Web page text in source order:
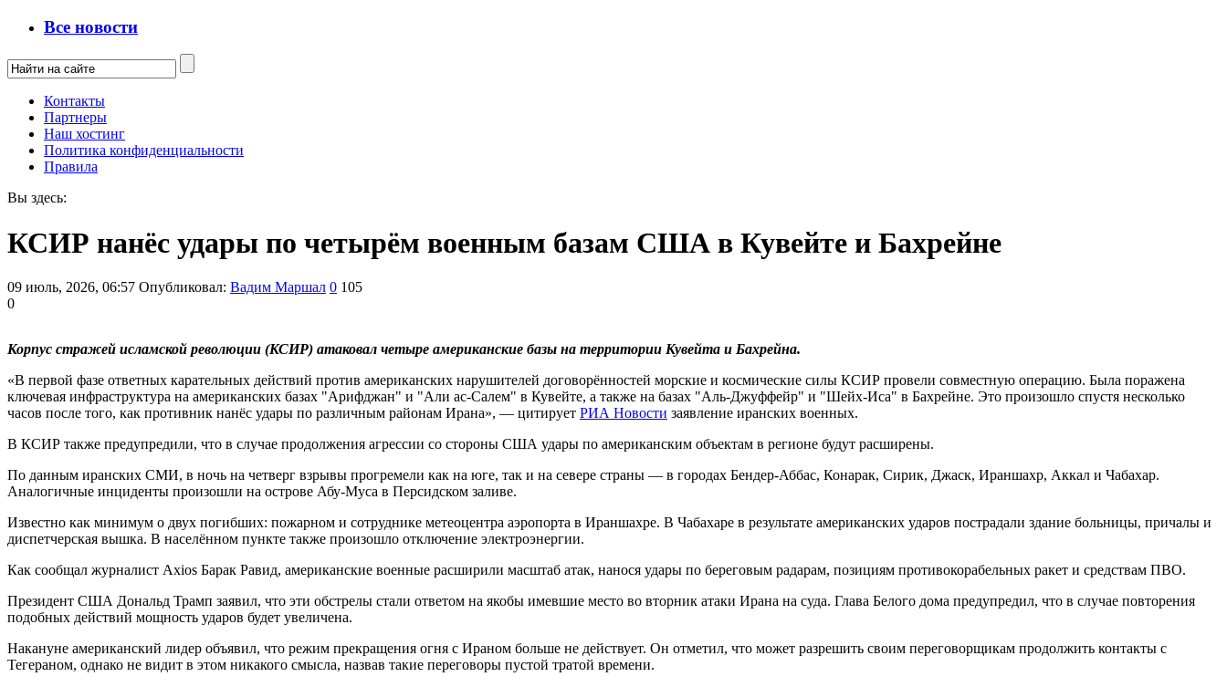
Все новости
Контакты
Партнеры
Наш хостинг
Политика конфиденциальности
Правила
Вы здесь:
КСИР нанёс удары по четырём военным базам США в Кувейте и Бахрейне
09 июль, 2026, 06:57 Опубликовал: Вадим Маршал 0 105
0
Корпус стражей исламской революции (КСИР) атаковал четыре американские базы на территории Кувейта и Бахрейна.
«В первой фазе ответных карательных действий против американских нарушителей договорённостей морские и космические силы КСИР провели совместную операцию. Была поражена
ключевая инфраструктура на американских базах "Арифджан" и "Али ас-Салем" в Кувейте, а также на базах "Аль-Джуффейр" и "Шейх-Иса" в Бахрейне. Это произошло спустя несколько
часов после того, как противник нанёс удары по различным районам Ирана», — цитирует РИА Новости заявление иранских военных.
В КСИР также предупредили, что в случае продолжения агрессии со стороны США удары по американским объектам в регионе будут расширены.
По данным иранских СМИ, в ночь на четверг взрывы прогремели как на юге, так и на севере страны — в городах Бендер-Аббас, Конарак, Сирик, Джаск, Ираншахр, Аккал и Чабахар.
Аналогичные инциденты произошли на острове Абу-Муса в Персидском заливе.
Известно как минимум о двух погибших: пожарном и сотруднике метеоцентра аэропорта в Ираншахре. В Чабахаре в результате американских ударов пострадали здание больницы, причалы и
диспетчерская вышка. В населённом пункте также произошло отключение электроэнергии.
Как сообщал журналист Axios Барак Равид, американские военные расширили масштаб атак, нанося удары по береговым радарам, позициям противокорабельных ракет и средствам ПВО.
Президент США Дональд Трамп заявил, что эти обстрелы стали ответом на якобы имевшие место во вторник атаки Ирана на суда. Глава Белого дома предупредил, что в случае повторения
подобных действий мощность ударов будет увеличена.
Накануне американский лидер объявил, что режим прекращения огня с Ираном больше не действует. Он отметил, что может разрешить своим переговорщикам продолжить контакты с
Тегераном, однако не видит в этом никакого смысла, назвав такие переговоры пустой тратой времени.